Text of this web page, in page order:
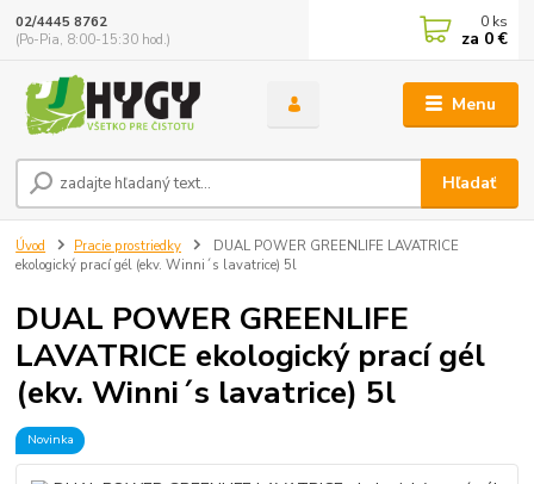
Menu
Hľadať
02/4445 8762
(Po-Pia, 8:00-15:30 hod.)
0 ks
za 0 €
Úvod Pracie prostriedky
DUAL POWER GREENLIFE LAVATRICE
ekologický prací gél (ekv. Winni´s lavatrice) 5l
DUAL POWER GREENLIFE
LAVATRICE ekologický prací gél
(ekv. Winni´s lavatrice) 5l
Novinka